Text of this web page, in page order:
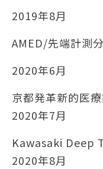
2019年8月
AMED/先端計測
2020年6月
京都発革新的医
2020年7月
Kawasaki Deep
2020年8月